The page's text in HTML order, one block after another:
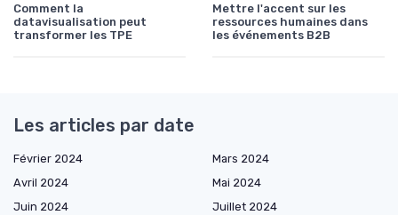
Comment la
datavisualisation peut
transformer les TPE
Mettre l'accent sur les
ressources humaines dans
les événements B2B
Les articles par date
Février 2024
Mars 2024
Avril 2024
Mai 2024
Juin 2024
Juillet 2024